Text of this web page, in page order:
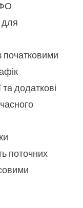
для
початковими
додаткові
поточних